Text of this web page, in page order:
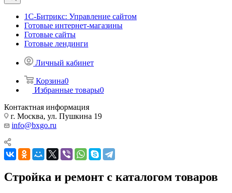
1С-Битрикс: Управление сайтом
Готовые интернет-магазины
Готовые сайты
Готовые лендинги
Личный кабинет
Корзина0
Избранные товары0
Контактная информация
г. Москва, ул. Пушкина 19
info@bxgo.ru
Стройка и ремонт с каталогом товаров